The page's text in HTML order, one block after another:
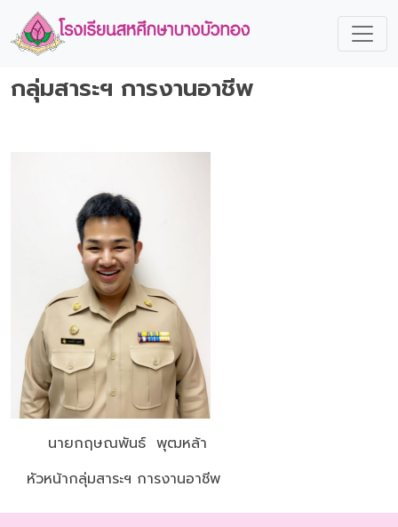
กลุ่มสาระฯ การงานอาชีพ
นายกฤษณพันธ์ พุฒหล้า
หัวหน้ากลุ่มสาระฯ การงานอาชีพ